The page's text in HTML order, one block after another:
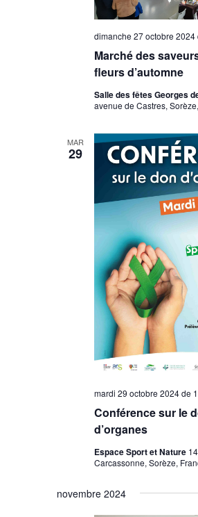
Marché des
fleurs d’automne
dimanche 27 octobre 2024
Salle des fêtes Georges
avenue de Castres,
MAR
29
Conférence sur le
d’organes
mardi 29 octobre 2024 de
Espace Sport et Nature
Carcassonne, Sorèze,
novembre 2024